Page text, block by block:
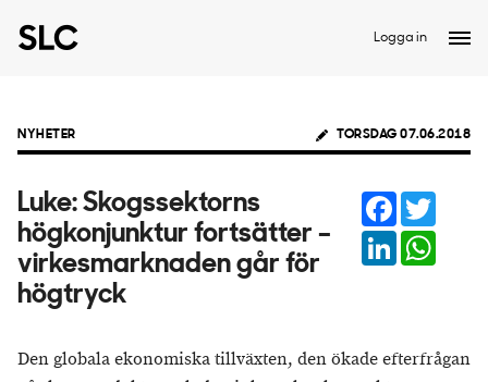
Logga in
NYHETER TORSDAG 07.06.2018
Luke: Skogssektorns
högkonjunktur fortsätter –
virkesmarknaden går för
högtryck
Facebook
LinkedIn
Den globala ekonomiska tillväxten, den ökade efterfrågan